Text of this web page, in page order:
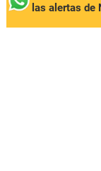
las alertas de